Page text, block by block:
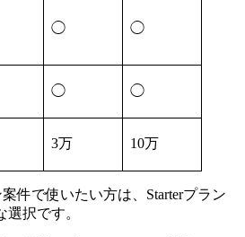
◯ ◯
◯ ◯
3万 10万
件で使いたい方は、Starterプラン
択です。